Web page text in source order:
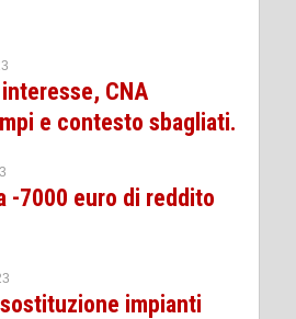
CNA
e contesto sbagliati.
-7000 euro di reddito
impianti